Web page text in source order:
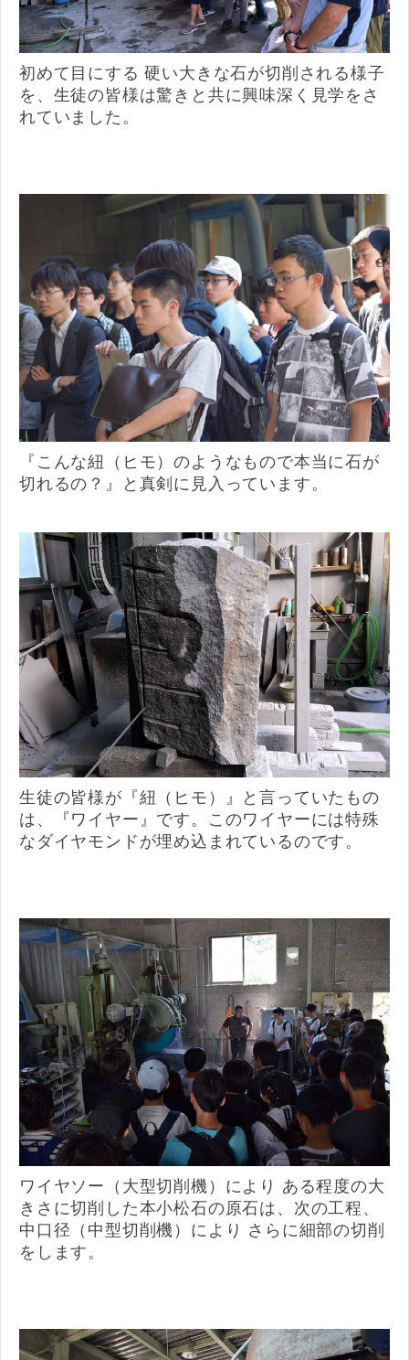
初めて目にする 硬い大きな石が切削される様子
を、生徒の皆様は驚きと共に興味深く見学をさ
れていました。
『こんな紐（ヒモ）のようなもので本当に石が
切れるの？』と真剣に見入っています。
生徒の皆様が『紐（ヒモ）』と言っていたもの
は、『ワイヤー』です。このワイヤーには特殊
なダイヤモンドが埋め込まれているのです。
ワイヤソー（大型切削機）により ある程度の大
きさに切削した本小松石の原石は、次の工程、
中口径（中型切削機）により さらに細部の切削
をします。